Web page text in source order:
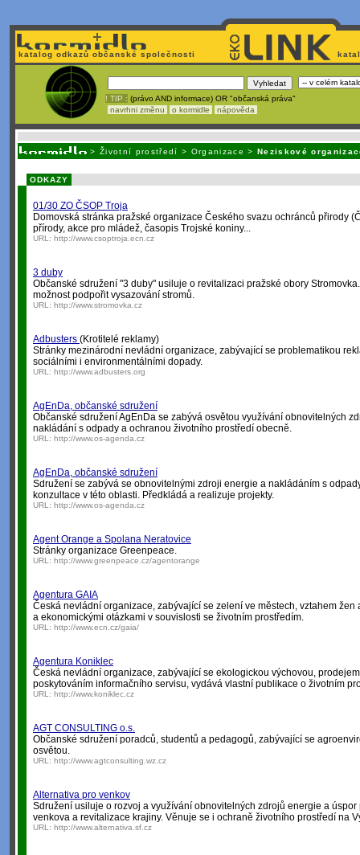
katalog odkazů občanské společnosti
! TIP : (právo AND informace) OR "občanská práva"
navrhni změnu
o kormidle nápověda
> Životní prostředí > Organizace >Neziskové
ODKAZY
01/30 ZO ČSOP Troja
Domovská stránka pražské organizace Českého svazu ochránců přirody
přírody, akce pro mládež, časopis Trojské koniny...
URL: http://www.csoptroja.ecn.cz
3 duby
Občanské sdružení "3 duby" usiluje o revitalizaci pražské obory
možnost podpořit vysazování stromů.
URL: http://www.stromovka.cz
Adbusters (Krotitelé reklamy)
Stránky mezinárodní nevládní organizace, zabývající se problematikou
sociálními i environmentálními dopady.
URL: http://www.adbusters.org
AgEnDa, občanské sdružení
Občanské sdružení AgEnDa se zabývá osvětou využívání obnovitelných
nakládání s odpady a ochranou životního prostředí obecně.
URL: http://www.os-agenda.cz
AgEnDa, občanské sdružení
Sdružení se zabývá se obnovitelnými zdroji energie a nakládáním s
konzultace v této oblasti. Předkládá a realizuje projekty.
URL: http://www.os-agenda.cz
Agent Orange a Spolana Neratovice
Stránky organizace Greenpeace.
URL: http://www.greenpeace.cz/agentorange
Agentura GAIA
Česká nevládní organizace, zabývající se zelení ve městech, vztahem
a ekonomickými otázkami v souvislosti se životním prostředím.
URL: http://www.ecn.cz/gaia/
Agentura Koniklec
Česká nevládní organizace, zabývající se ekologickou výchovou,
poskytováním informačního servisu, vydává vlastní publikace o životním
URL: http://www.koniklec.cz
AGT CONSULTING o.s.
Občanské sdružení poradců, studentů a pedagogů, zabývající se
osvětou.
URL: http://www.agtconsulting.wz.cz
Alternativa pro venkov
Sdružení usiluje o rozvoj a využívání obnovitelných zdrojů energie a
venkova a revitalizace krajiny. Věnuje se i ochraně životního prostředí na
URL: http://www.alternativa.sf.cz